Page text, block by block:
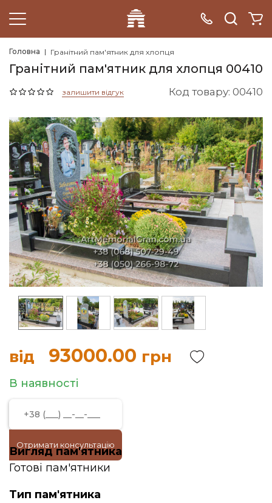
Головна Гранітний пам'ятник для хлопця
Гранітний пам'ятник для хлопця 00410
залишити відгук Код товару: 00410
від 93000.00 грн
В наявності
Отримати консультацію
Вигляд пам'ятника
Готові пам'ятники
Тип пам'ятника